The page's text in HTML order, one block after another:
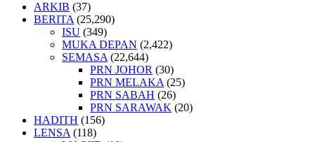
ARKIB (37)
BERITA (25,290)
ISU (349)
MUKA DEPAN (2,422)
SEMASA (22,644)
PRN JOHOR (30)
PRN MELAKA (25)
PRN SABAH (26)
PRN SARAWAK (20)
HADITH (156)
LENSA (118)